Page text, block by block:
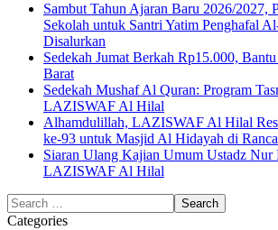
Sambut Tahun Ajaran Baru 2026/2027,
Sekolah untuk Santri Yatim Penghafal
Disalurkan
Sedekah Jumat Berkah Rp15.000,
Barat
Sedekah Mushaf Al Quran: Program
LAZISWAF Al Hilal
Alhamdulillah, LAZISWAF Al Hilal
ke-93 untuk Masjid Al Hidayah di
Siaran Ulang Kajian Umum Ustadz Nur
LAZISWAF Al Hilal
Categories